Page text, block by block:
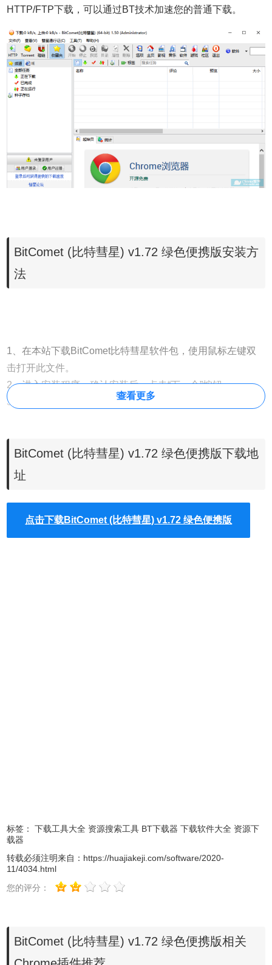
HTTP/FTP下载，可以通过BT技术加速您的普通下载。
BitComet (比特彗星) v1.72 绿色便携版安装方
法
1、在本站下载BitComet比特彗星软件包，使用鼠标左键双
击打开此文件。
2、进入安装程序，确认安装后，点击“下一个”按钮。
3、进入BitComet(比特彗星)安装协议界面，您可先阅读软件
步。
4、点击“浏览”选择BitComet比特彗星的安装目录，此处不建
议安装在C盘，如果C盘文件过多的话，会影响计算机的运行
速度。选定后点击“下一个”
5、如果无需安装Opera浏览器的话，则将图中所示的“安装
Opera浏览器”选项单击取消勾选，然后点击右下角的“接
3、存档种子：用户打开BitComet(比特彗星)，在右侧“频
种子。
BitComet比特彗星个性化程序设置步骤
彗星)在使用中更为事半功倍。
第一步：打开BitComet(比特彗星)，点击“Ctrl+P”，弹出“选
查看更多
BitComet (比特彗星) v1.72 绿色便携版下载地
址
点击下载BitComet (比特彗星) v1.72 绿色便携版
标签： 下载工具大全 资源搜索工具 BT下载器 下载软件大全 资源下
载器
转载必须注明来自： https://huajiakeji.com/software/2020-
11/4034.html
您的评分：
BitComet (比特彗星) v1.72 绿色便携版相关